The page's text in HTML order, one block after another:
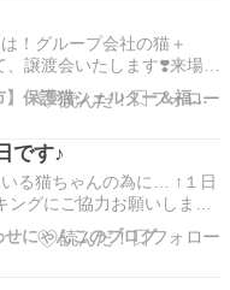
に悪なってもいなくて良く
！グループ会社の猫＋
譲渡会いたします❣️来場者
使えるクーポンチケットお
29日(土)8月30日(日)13時
！)保…
護猫シェルター＆福祉運営カフェmataxtabi
です♪
る猫ちゃんの為に… ↑１日
ングにご協力お願いしま
日♪しかも令和8年だから
の猫の日は2月22日が一般
せにゃんこのブログ